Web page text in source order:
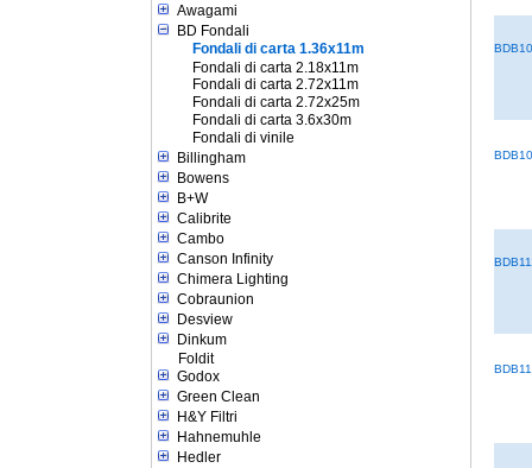
Awagami
BD Fondali
Fondali di carta 1.36x11m
Fondali di carta 2.18x11m
Fondali di carta 2.72x11m
Fondali di carta 2.72x25m
Fondali di carta 3.6x30m
Fondali di vinile
Billingham
Bowens
B+W
Calibrite
Cambo
Canson Infinity
Chimera Lighting
Cobraunion
Desview
Dinkum
Foldit
Godox
Green Clean
H&Y Filtri
Hahnemuhle
Hedler